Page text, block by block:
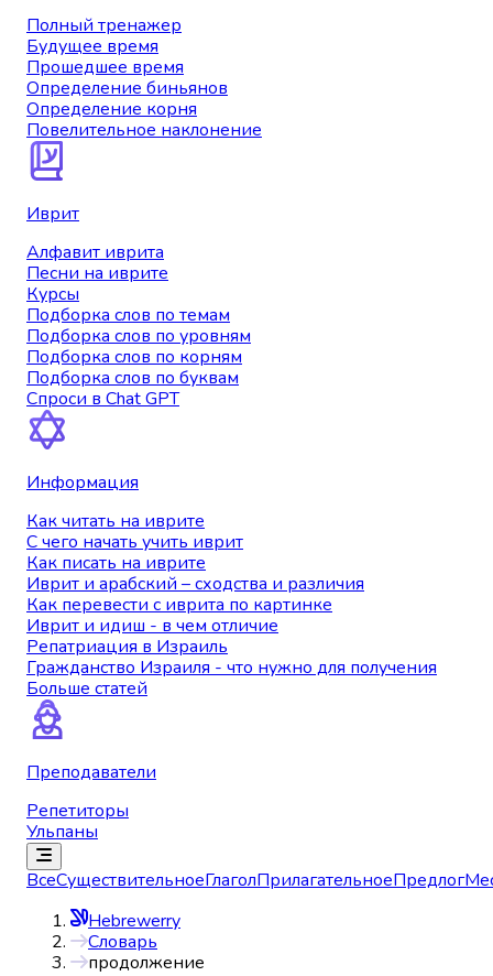
Полный тренажер
Будущее время
Прошедшее время
Определение биньянов
Определение корня
Повелительное наклонение
Иврит
Алфавит иврита
Песни на иврите
Курсы
Подборка слов по темам
Подборка слов по уровням
Подборка слов по корням
Подборка слов по буквам
Спроси в Chat GPT
Информация
Как читать на иврите
С чего начать учить иврит
Как писать на иврите
Иврит и арабский – сходства и различия
Как перевести с иврита по картинке
Иврит и идиш - в чем отличие
Репатриация в Израиль
Гражданство Израиля - что нужно для получения
Больше статей
Преподаватели
Репетиторы
Ульпаны
ВсеСуществительноеГлаголПрилагательноеПредлог
Hebrewerry
Словарь
продолжение